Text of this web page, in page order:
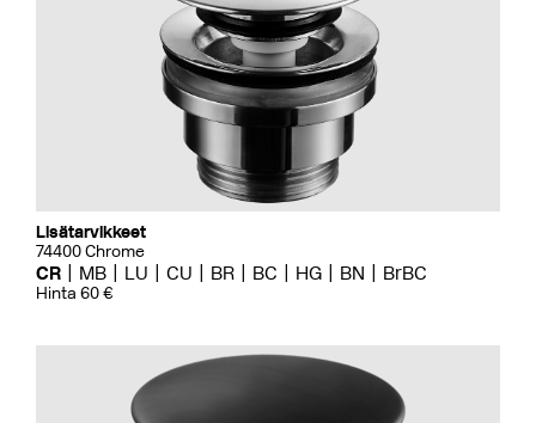
Lisätarvikkeet
74400 Chrome
CR MB LU CU BR BC HG BN BrBC
Hinta 60 €